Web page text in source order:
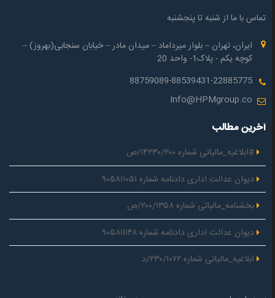
تماس با ما از شنبه تا پنجشنبه
ایران، تهران – بلوار میرداماد – میدان مادر – خیابان سنجابی(بهروز) –
کوچه یکم - پلاک1- واحد 20
88759089-88539431-22885775
Info@HPMgroup.co
آخرین مطالب
#ابلاغیه_مالیاتی شماره ۱۴۲۳۰/۲۰۰/ص
دیوان عدالت اداری دادنامه شماره ۹۰۵۸۱۱۰۵۱
بخشنامه_مالیاتی شماره ۲۰۰/۱۳۵۸/ص
دیوان عدالت اداری دادنامه شماره ۹۰۵۸۱۱۱۴۸
ابلاغیه_مالیاتی شماره ۲۳۰/۱۰۷۲/د